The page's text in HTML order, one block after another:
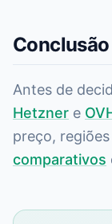
Antes de
Hetzner e
preço, regiões
comparativos